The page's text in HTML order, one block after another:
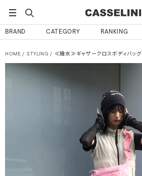
BRAND CATEGORY RANKING
HOME STYLING ≪撥水≫ギャザークロスボディバッグ